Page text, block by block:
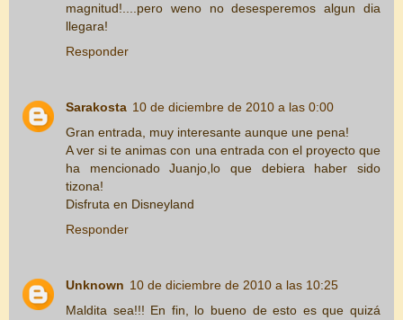
magnitud!....pero weno no desesperemos algun dia
llegara!
Responder
Sarakosta 10 de diciembre de 2010 a las 0:00
Gran entrada, muy interesante aunque une pena!
A ver si te animas con una entrada con el proyecto que
ha mencionado Juanjo,lo que debiera haber sido
tizona!
Disfruta en Disneyland
Responder
Unknown 10 de diciembre de 2010 a las 10:25
Maldita sea!!! En fin, lo bueno de esto es que quizá